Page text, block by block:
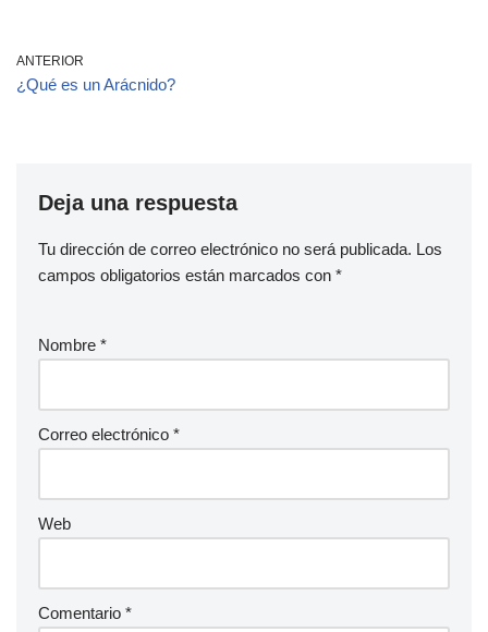
ANTERIOR
¿Qué es un Arácnido?
Deja una respuesta
Tu dirección de correo electrónico no será publicada. Los
campos obligatorios están marcados con *
Nombre *
Correo electrónico *
Web
Comentario *